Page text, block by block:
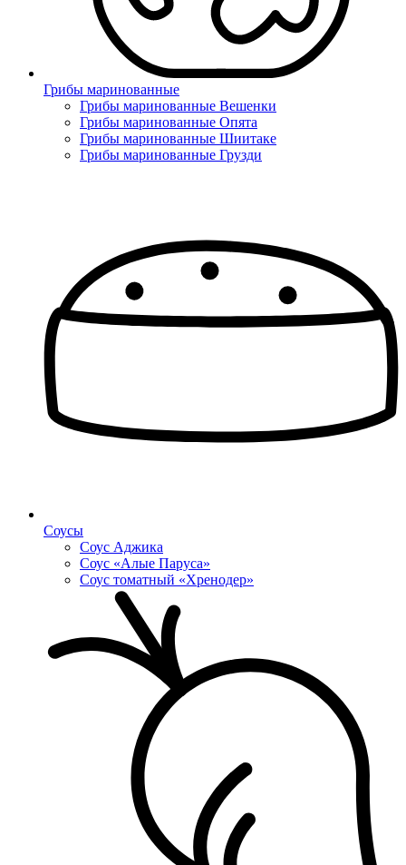
Грибы маринованные
Грибы маринованные Вешенки
Грибы маринованные Опята
Грибы маринованные Шиитаке
Грибы маринованные Грузди
Соусы
Соус Аджика
Соус «Алые Паруса»
Соус томатный «Хренодер»